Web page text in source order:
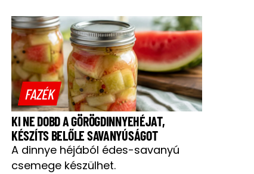
FAZÉK
KI NE DOBD A GÖRÖGDINNYEHÉJAT,
KÉSZÍTS BELŐLE SAVANYÚSÁGOT
A dinnye héjából édes-savanyú
csemege készülhet.